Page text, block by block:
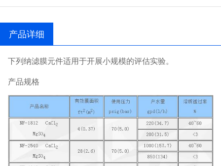
产品详细
下列纳滤膜元件适用于开展小规模的评估实验。
产品规格